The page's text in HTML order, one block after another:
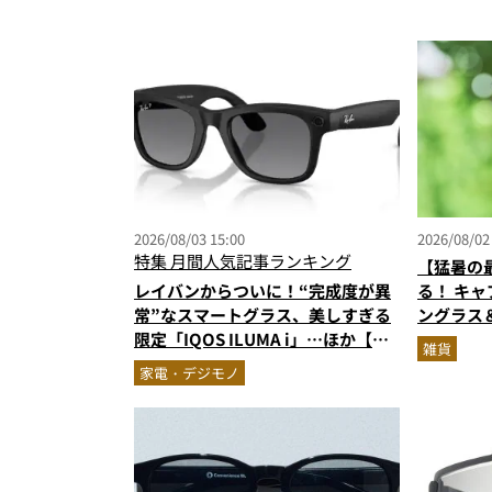
2026/08/03 15:00
特集月間人気記事ランキング
レイバンからついに！“完成度が異
常”なスマートグラス、美しすぎる
限定「IQOS ILUMA i」…ほか【ガ
ジェットの人気記事ランキングベス
ト3】（2026年6月版）
家電・デジモノ
2026/08/
【猛暑
る！ キ
ングラス
の最強タ
刊付録に
雑貨